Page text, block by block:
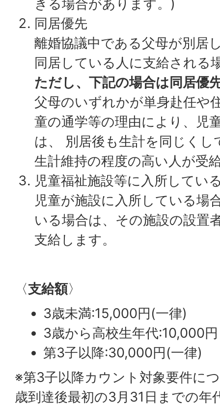
きる場合があります。)
同居優先
離婚協議中である父母が別居
同居している人に支給される
ただし、下記の場合は同居優
父母のいずれかが単身赴任や
童の通学等の理由により、児
は、 別居後も生計を同じく
生計維持の程度の高い人が受
児童福祉施設等に入所してい
児童が施設に入所している場
いる場合は、その施設の設置
支給します。
〈支給額〉
3歳未満:15,000円(一律)
3歳から高校生年代:10,000円
第3子以降:30,000円(一律)
※第3子以降カウント対象要件に
歳到達後最初の3月31日までの年